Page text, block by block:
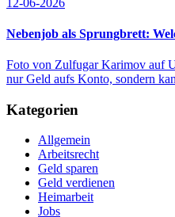
Nebenjob als Sprungbrett:
Foto von Zulfugar Karimov auf
nur Geld aufs Konto, sondern
Kategorien
Allgemein
Arbeitsrecht
Geld sparen
Geld verdienen
Heimarbeit
Jobs